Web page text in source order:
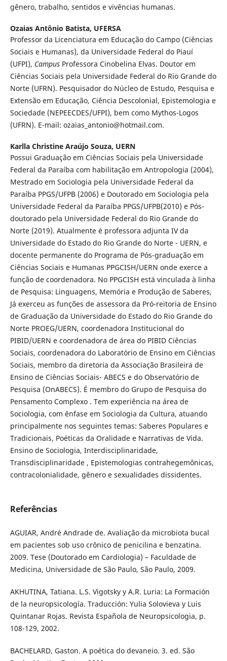
gênero, trabalho, sentidos e vivências humanas.
Ozaias Antônio Batista, UFERSA
Professor da Licenciatura em Educação do Campo (Ciências
Sociais e Humanas), da Universidade Federal do Piauí
(UFPI), Campus Professora Cinobelina Elvas. Doutor em
Ciências Sociais pela Universidade Federal do Rio Grande do
Norte (UFRN). Pesquisador do Núcleo de Estudo, Pesquisa e
Extensão em Educação, Ciência Descolonial, Epistemologia e
Sociedade (NEPEECDES/UFPI), bem como Mythos-Logos
(UFRN). E-mail: ozaias_antonio@hotmail.com.
Karlla Christine Araújo Souza, UERN
Possui Graduação em Ciências Sociais pela Universidade
Federal da Paraíba com habilitação em Antropologia (2004),
Mestrado em Sociologia pela Universidade Federal da
Paraíba PPGS/UFPB (2006) e Doutorado em Sociologia pela
Universidade Federal da Paraíba PPGS/UFPB(2010) e Pós-
doutorado pela Universidade Federal do Rio Grande do
Norte (2019). Atualmente é professora adjunta IV da
Universidade do Estado do Rio Grande do Norte - UERN, e
docente permanente do Programa de Pós-graduação em
Ciências Sociais e Humanas PPGCISH/UERN onde exerce a
função de coordenadora. No PPGCISH está vinculada à linha
de Pesquisa: Linguagens, Memória e Produção de Saberes,
Já exerceu as funções de assessora da Pró-reitoria de Ensino
de Graduação da Universidade do Estado do Rio Grande do
Norte PROEG/UERN, coordenadora Institucional do
PIBID/UERN e coordenadora de área do PIBID Ciências
Sociais, coordenadora do Laboratório de Ensino em Ciências
Sociais, membro da diretoria da Associação Brasileira de
Ensino de Ciências Sociais- ABECS e do Observatório de
Pesquisa (OnABECS). É membro do Grupo de Pesquisa do
Pensamento Complexo . Tem experiência na área de
Sociologia, com ênfase em Sociologia da Cultura, atuando
principalmente nos seguintes temas: Saberes Populares e
Tradicionais, Poéticas da Oralidade e Narrativas de Vida.
Ensino de Sociologia, Interdisciplinaridade,
Transdisciplinaridade , Epistemologias contrahegemônicas,
contracolonialidade, gênero e sexualidades dissidentes.
Referências
AGUIAR, André Andrade de. Avaliação da microbiota bucal
em pacientes sob uso crônico de penicilina e benzatina.
2009. Tese (Doutorado em Cardiologia) – Faculdade de
Medicina, Universidade de São Paulo, São Paulo, 2009.
AKHUTINA, Tatiana. L.S. Vigotsky y A.R. Luria: La Formación
de la neuropsicología. Traducción: Yulia Solovieva y Luis
Quintanar Rojas. Revista Española de Neuropsicologia, p.
108-129, 2002.
BACHELARD, Gaston. A poética do devaneio. 3. ed. São